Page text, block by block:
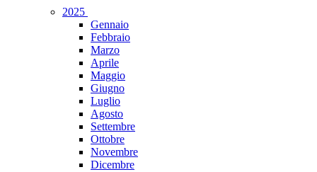
2025
Gennaio
Febbraio
Marzo
Aprile
Maggio
Giugno
Luglio
Agosto
Settembre
Ottobre
Novembre
Dicembre